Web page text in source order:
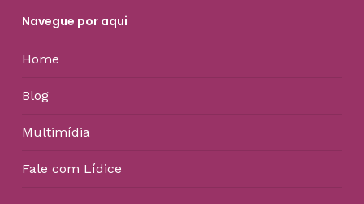
Navegue por aqui
Home
Blog
Multimídia
Fale com Lídice